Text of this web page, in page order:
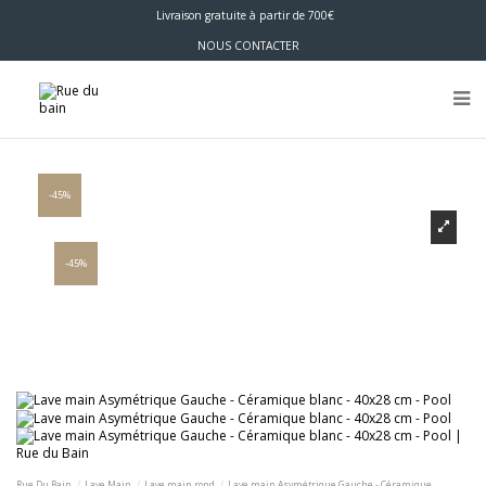
Livraison gratuite à partir de 700€
NOUS CONTACTER
-45%
-45%